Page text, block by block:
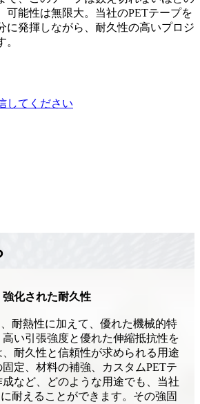
可能性は無限大。当社のPETテープを
に発揮しながら、耐久性の高いプロジ
してください
化された耐久性
耐熱性に加えて、優れた機械的特
い引張強度と優れた伸縮抵抗性を
耐久性と信頼性が求められる用途
定、材料の補強、カスタムPETテ
など、どのような用途でも、当社
耐えることができます。その強固